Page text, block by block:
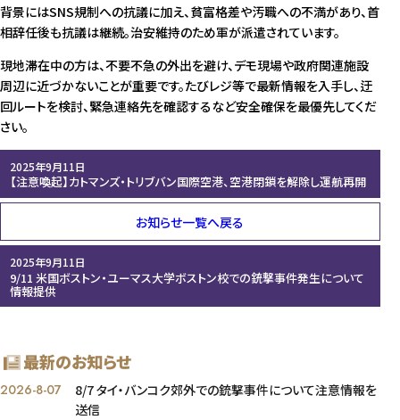
背景にはSNS規制への抗議に加え、貧富格差や汚職への不満があり、首
相辞任後も抗議は継続。治安維持のため軍が派遣されています。
現地滞在中の方は、不要不急の外出を避け、デモ現場や政府関連施設
周辺に近づかないことが重要です。たびレジ等で最新情報を入手し、迂
回ルートを検討、緊急連絡先を確認するなど安全確保を最優先してくだ
さい。
2025年9月11日
【注意喚起】カトマンズ・トリブバン国際空港、空港閉鎖を解除し運航再開
お知らせ一覧へ戻る
2025年9月11日
9/11 米国ボストン・ユーマス大学ボストン校での銃撃事件発生について
情報提供
最新のお知らせ
2026-8-07
8/7 タイ・バンコク郊外での銃撃事件について注意情報を
送信